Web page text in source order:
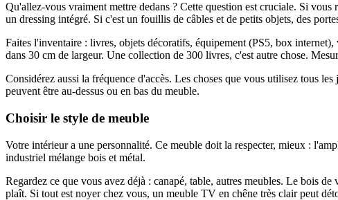
Qu'allez-vous vraiment mettre dedans ? Cette question est cruciale. Si
un dressing intégré. Si c'est un fouillis de câbles et de petits objets, des
Faites l'inventaire : livres, objets décoratifs, équipement (PS5, box
dans 30 cm de largeur. Une collection de 300 livres, c'est autre chose.
Considérez aussi la fréquence d'accès. Les choses que vous utilisez tous
peuvent être au-dessus ou en bas du meuble.
Choisir le style de meuble
Votre intérieur a une personnalité. Ce meuble doit la respecter, mieux :
industriel mélange bois et métal.
Regardez ce que vous avez déjà : canapé, table, autres meubles. Le bois de
plaît. Si tout est noyer chez vous, un meuble TV en chêne très clair peut